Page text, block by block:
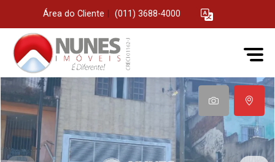
Área do Cliente (011) 3688-4000